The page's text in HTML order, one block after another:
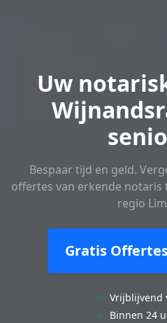
Uw
Bespaar tijd en geld.
offertes van erkende
regio
Gratis
✓ Vrijblijvend
✓ Binnen 24